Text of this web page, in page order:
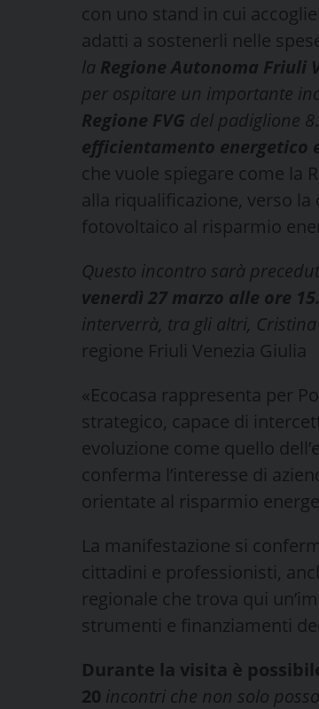
con uno stand in cui
adatti a sostenerli nelle
la Regione Autonoma Friuli
per ospitare un importante
Regione FVG del padiglione 8
efficientamento energetico
che vuole spiegare come la
alla riqualificazione, verso
fotovoltaico al risparmio
Questo incontro sarà
venerdì 27 marzo alle ore
interverrà, tra gli altri, Cristina
regione Friuli Venezia Giulia
«Ecocasa rappresenta per
strategico, capace di
evoluzione come quello
conferma l’interesse di
orientate al risparmio
La manifestazione si
cittadini e professionisti,
regionale che trova qui
strumenti e finanziamenti
Durante la visita è
20 incontri che non solo